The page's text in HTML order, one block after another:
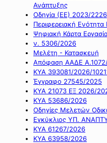
Ανάπτυξης
Οδηγία (ΕΕ) 2023/2226
Περιφερειακή Ενότητα
Ψηφιακή Κάρτα
ν. 5306/2026
Μελέτη - Κατασκευή
Απόφαση ΑΑΔΕ
ΚΥΑ 393081/2026/
Έγγραφο 27545/2025
ΚΥΑ 21073 ΕΞ 2026/
ΚΥΑ 53686/2026
Οδηγίες Μελετών
Εγκύκλιος ΥΠ.
ΚΥΑ 61267/2026
ΚΥΑ 63958/2026